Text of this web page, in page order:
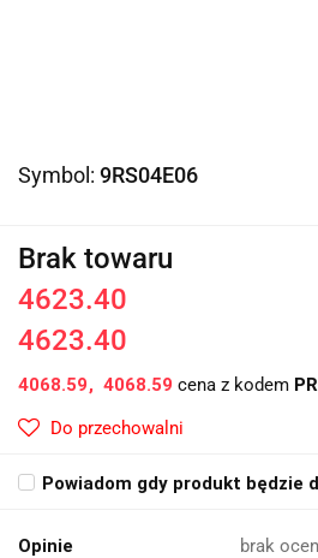
Symbol: 9RS04E06
Brak towaru
4623.40
4623.40
4068.59 4068.59 cena z kodem
Do przechowalni
Powiadom gdy produkt będzie
Opinie brak ocen